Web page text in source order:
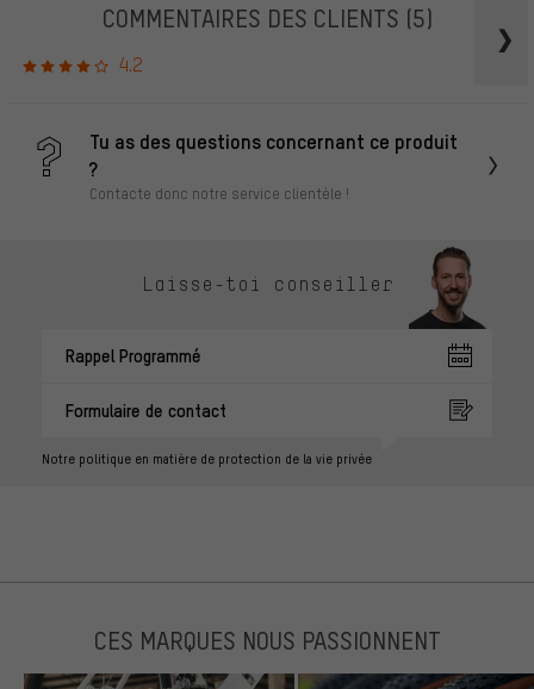
COMMENTAIRES DES CLIENTS (5)
4.2
Tu as des questions concernant ce produit
?
Contacte donc notre service clientèle !
Laisse-toi conseiller
Rappel Programmé
Formulaire de contact
Notre politique en matière de protection de la vie privée
CES MARQUES NOUS PASSIONNENT